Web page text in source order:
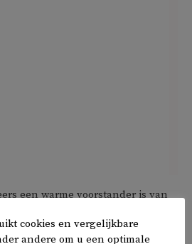
een warme voorstander is van
op het gedachtegoed van het
cookies en vergelijkbare
andere om u een optimale